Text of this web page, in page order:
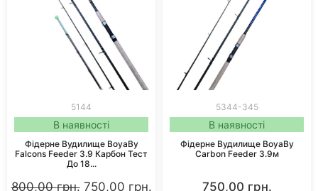
5144
В наявності
Фідерне Вудилище BoyaBy
Falcons Feeder 3.9 Карбон Тест
До 18...
800,00грн. 750,00 грн.
5344-345
В наявності
Фідерне Вудилище BoyaBy
Carbon Feeder 3.9м
750,00 грн.